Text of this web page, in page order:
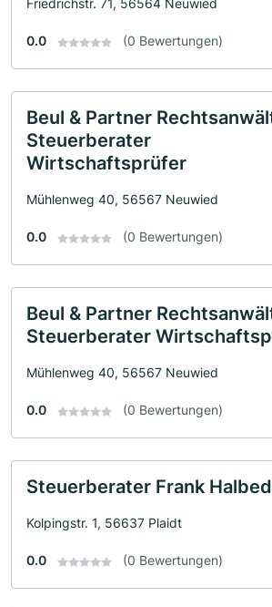
Friedrichstr. 71, 56564 Neuwied
0.0 (0 Bewertungen)
Beul & Partner
Steuerberater
Wirtschaftsprüfer
Mühlenweg 40, 56567 Neuwied
0.0 (0 Bewertungen)
Beul & Partner
Steuerberater
Mühlenweg 40, 56567 Neuwied
0.0 (0 Bewertungen)
Steuerberater Frank
Kolpingstr. 1, 56637 Plaidt
0.0 (0 Bewertungen)